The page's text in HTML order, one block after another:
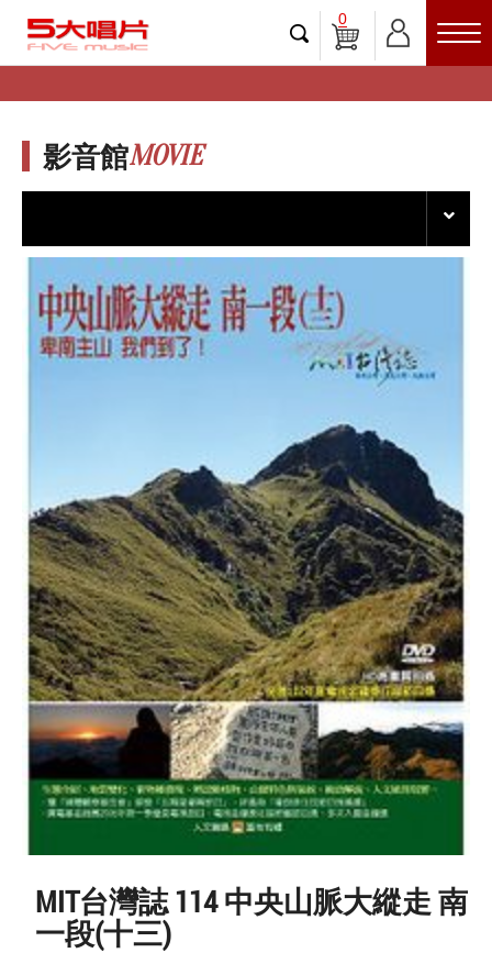
0
影音館MOVIE
MIT台灣誌 114 中央山脈大縱走 南
一段(十三)